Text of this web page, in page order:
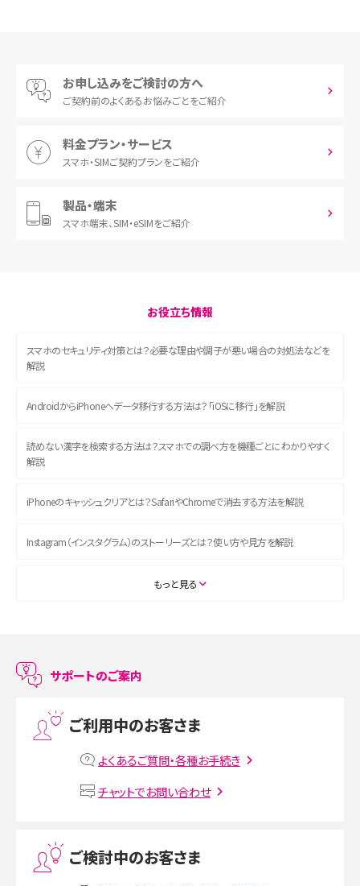
お申し込みをご検討の方へ
ご契約前のよくあるお悩みごとをご紹介
料金プラン・サービス
スマホ・SIMご契約プランをご紹介
製品・端末
スマホ端末、SIM・eSIMをご紹介
お役立ち情報
スマホのセキュリティ対策とは？必要な理由や調子が悪い場合の対処法などを
解説
AndroidからiPhoneへデータ移行する方法は？「iOSに移行」を解説
読めない漢字を検索する方法は？スマホでの調べ方を機種ごとにわかりやすく
解説
iPhoneのキャッシュクリアとは？SafariやChromeで消去する方法を解説
Instagram（インスタグラム）のストーリーズとは？使い方や見方を解説
ASMRとは？初心者向けの代表ジャンルや楽しみ方を解説
LINEで友だちを削除する方法は？方法ごとの影響や復活・復元する方法も解説
MNOとは？MVNOやMVNEとの違いやメリット・デメリットを解説
VPN接続とは？仕組みや必要性、メリット・デメリット、接続方法を解説
Instagram（インスタグラム）でスクショするとバレる？バレるケースや撮り方も解
もっと見る
サポートのご案内
ご利用中のお客さま
よくあるご質問・各種お手続き
チャットでお問い合わせ
ご検討中のお客さま